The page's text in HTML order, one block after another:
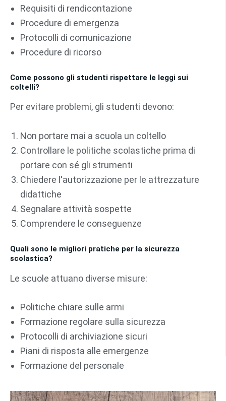
Requisiti di rendicontazione
Procedure di emergenza
Protocolli di comunicazione
Procedure di ricorso
Come possono gli studenti rispettare le leggi sui
coltelli?
Per evitare problemi, gli studenti devono:
Non portare mai a scuola un coltello
Controllare le politiche scolastiche prima di
portare con sé gli strumenti
Chiedere l'autorizzazione per le attrezzature
didattiche
Segnalare attività sospette
Comprendere le conseguenze
Quali sono le migliori pratiche per la sicurezza
scolastica?
Le scuole attuano diverse misure:
Politiche chiare sulle armi
Formazione regolare sulla sicurezza
Protocolli di archiviazione sicuri
Piani di risposta alle emergenze
Formazione del personale